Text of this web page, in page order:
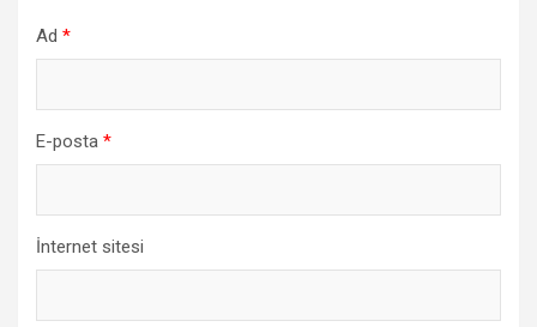
Ad *
E-posta *
İnternet sitesi